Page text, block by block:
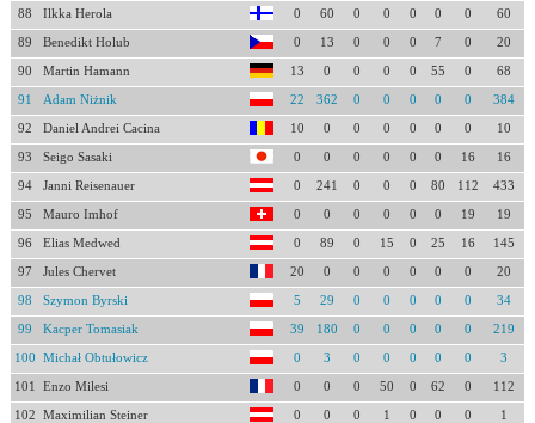
88 Ilkka Herola 0 60 0 0 0 0 0 60
89 Benedikt Holub 0 13 0 0 0 7 0 20
90 Martin Hamann 13 0 0 0 0 55 0 68
91 Adam Niżnik 22 362 0 0 0 0 0 384
92 Daniel Andrei Cacina 10 0 0 0 0 0 0 10
93 Seigo Sasaki 0 0 0 0 0 0 16 16
94 Janni Reisenauer 0 241 0 0 0 80 112 433
95 Mauro Imhof 0 0 0 0 0 0 19 19
96 Elias Medwed 0 89 0 15 0 25 16 145
97 Jules Chervet 20 0 0 0 0 0 0 20
98 Szymon Byrski 5 29 0 0 0 0 0 34
99 Kacper Tomasiak 39 180 0 0 0 0 0 219
100 Michał Obtułowicz 0 3 0 0 0 0 0 3
101 Enzo Milesi 0 0 0 50 0 62 0 112
102 Maximilian Steiner 0 0 0 1 0 0 0 1